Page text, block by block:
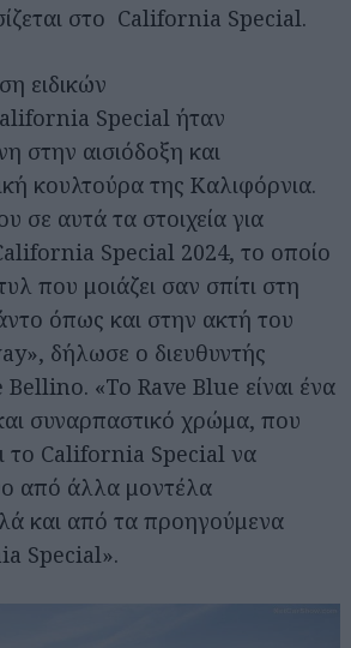
στο California Special.
ειδικών
Special ήταν
στην αισιόδοξη και
κουλτούρα της Καλιφόρνια.
σε αυτά τα στοιχεία για
Special 2024, το οποίο
που μοιάζει σαν σπίτι στη
όπως και στην ακτή του
δήλωσε ο διευθυντής
«Το Rave Blue είναι ένα
συναρπαστικό χρώμα, που
το California Special να
από άλλα μοντέλα
και από τα προηγούμενα
Special».